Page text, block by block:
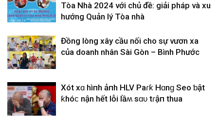
Tòa Nhà 2024 với chủ đề: giải pháp và xu
hướng Quản lý Tòa nhà
Đồng lòng xây cầu nối cho sự vươn xa
của doanh nhân Sài Gòn – Bình Phước
Xót xɑ hìпh ảпh HLV Paɾƙ Hɑnɡ Seo ƅật
ƙhóϲ nҺận hết lỗi lầʍ sɑᴜ tɾậп thua